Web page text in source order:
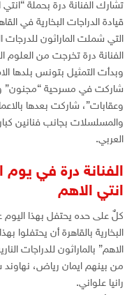
تشارك الفنانة درة بحملة
قيادة الدراجات البخارية في
التي شملت الماراثون للدرجات
الفنانة درة تخرجت من
وبدأت التمثيل بتونس بلدها
شاركت في مسرحية “مجنون”
وعقابات”، شاركت بعدها
والمسلسلات بجانب فنانين
العربي.
الفنانة درة في يوم
انتي الاهم
كلٌ على حده يحتفل بهذا اليوم
البخارية بالقاهرة أن يحتفلوا
الاهم” بالماراثون للدراجات
من بينهم ايمان رياض، نهاوند
رانيا علواني.